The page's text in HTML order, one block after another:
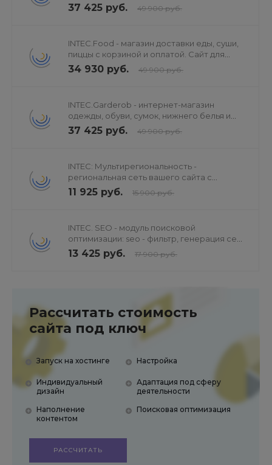
37 425 руб. 49 900 руб.
INTEC.Food - магазин доставки еды, суши,
пиццы с корзиной и оплатой. Сайт для
ресторанов и кафе
34 930 руб. 49 900 руб.
INTEC.Garderob - интернет-магазин
одежды, обуви, сумок, нижнего белья и
аксессуаров
37 425 руб. 49 900 руб.
INTEC: Мультирегиональность -
региональная сеть вашего сайта с
продвижением в поисковиках
11 925 руб. 15 900 руб.
INTEC. SEO - модуль поисковой
оптимизации: seo - фильтр, генерация сео
- текстов, H1, мета-тегов
13 425 руб. 17 900 руб.
Рассчитать стоимость
сайта под ключ
Запуск на хостинге
Индивидуальный
дизайн
Наполнение
контентом
Настройка
Адаптация под сферу
деятельности
Поисковая оптимизация
РАССЧИТАТЬ